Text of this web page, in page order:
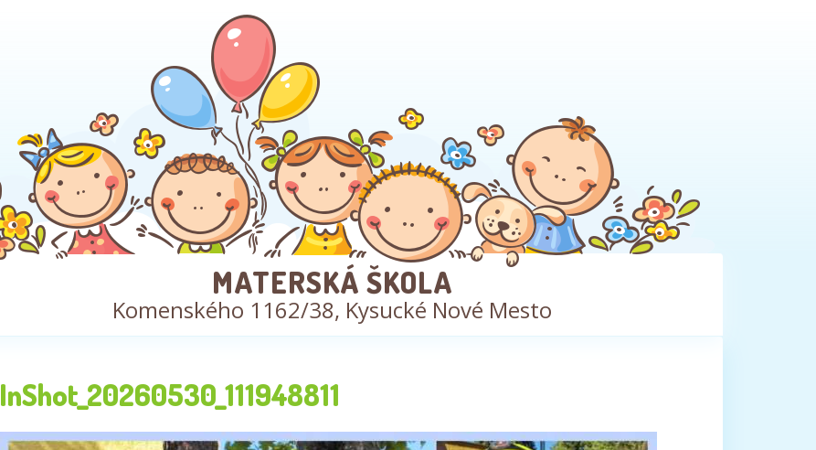
MATERSKÁ ŠKOLA
Komenského 1162/38, Kysucké Nové Mesto
InShot_20260530_111948811